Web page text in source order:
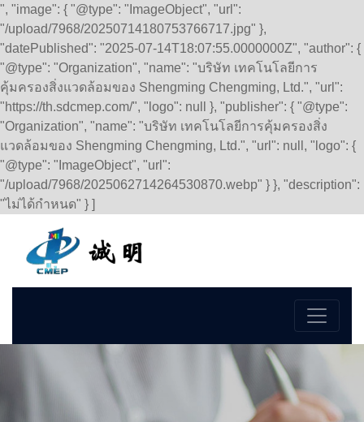
", "image": { "@type": "ImageObject", "url":
"/upload/7968/20250714180753766717.jpg" },
"datePublished": "2025-07-14T18:07:55.0000000Z", "author": {
"@type": "Organization", "name": "บริษัท เทคโนโลยีการ
คุ้มครองสิ่งแวดล้อมของ Shengming Chengming, Ltd.", "url":
"https://th.sdcmep.com/", "logo": null }, "publisher": { "@type":
"Organization", "name": "บริษัท เทคโนโลยีการคุ้มครองสิ่ง
แวดล้อมของ Shengming Chengming, Ltd.", "url": null, "logo": {
"@type": "ImageObject", "url":
"/upload/7968/2025062714264530870.webp" } }, "description":
"ไม่ได้กำหนด" } ]